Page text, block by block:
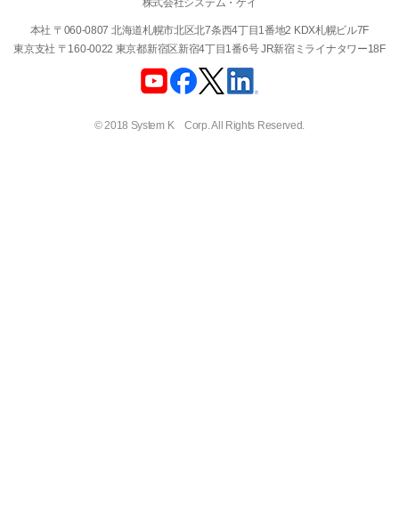
株式会社システム・ケイ
本社 〒060-0807 北海道札幌市北区北7条西4丁目1番地2 KDX札幌ビル7F
東京支社 〒160-0022 東京都新宿区新宿4丁目1番6号 JR新宿ミライナタワー18F
© 2018 System K Corp. All Rights Reserved.